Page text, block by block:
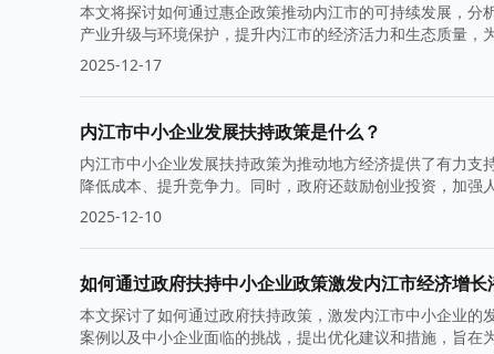
本文将探讨如何通过惠企政策推动内江市的可持续发展，
产业升级与环境保护，提升内江市的经济活力和生态质量，
2025-12-17
内江市中小企业发展扶持政策是什么？
内江市中小企业发展扶持政策为推动地方经济提供了有力
降低成本、提升竞争力。同时，政府还鼓励创业投资，加强
2025-12-10
如何通过政府扶持中小企业政策激发内江市经济增长
本文探讨了如何通过政府扶持政策，激发内江市中小企业
案例以及中小企业面临的挑战，提出优化建议和措施，旨在